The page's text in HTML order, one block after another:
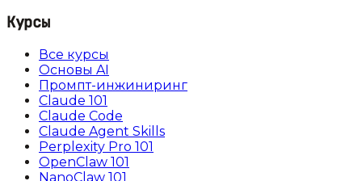
Курсы
Все курсы
Основы AI
Промпт-инжиниринг
Claude 101
Claude Code
Claude Agent Skills
Perplexity Pro 101
OpenClaw 101
NanoClaw 101